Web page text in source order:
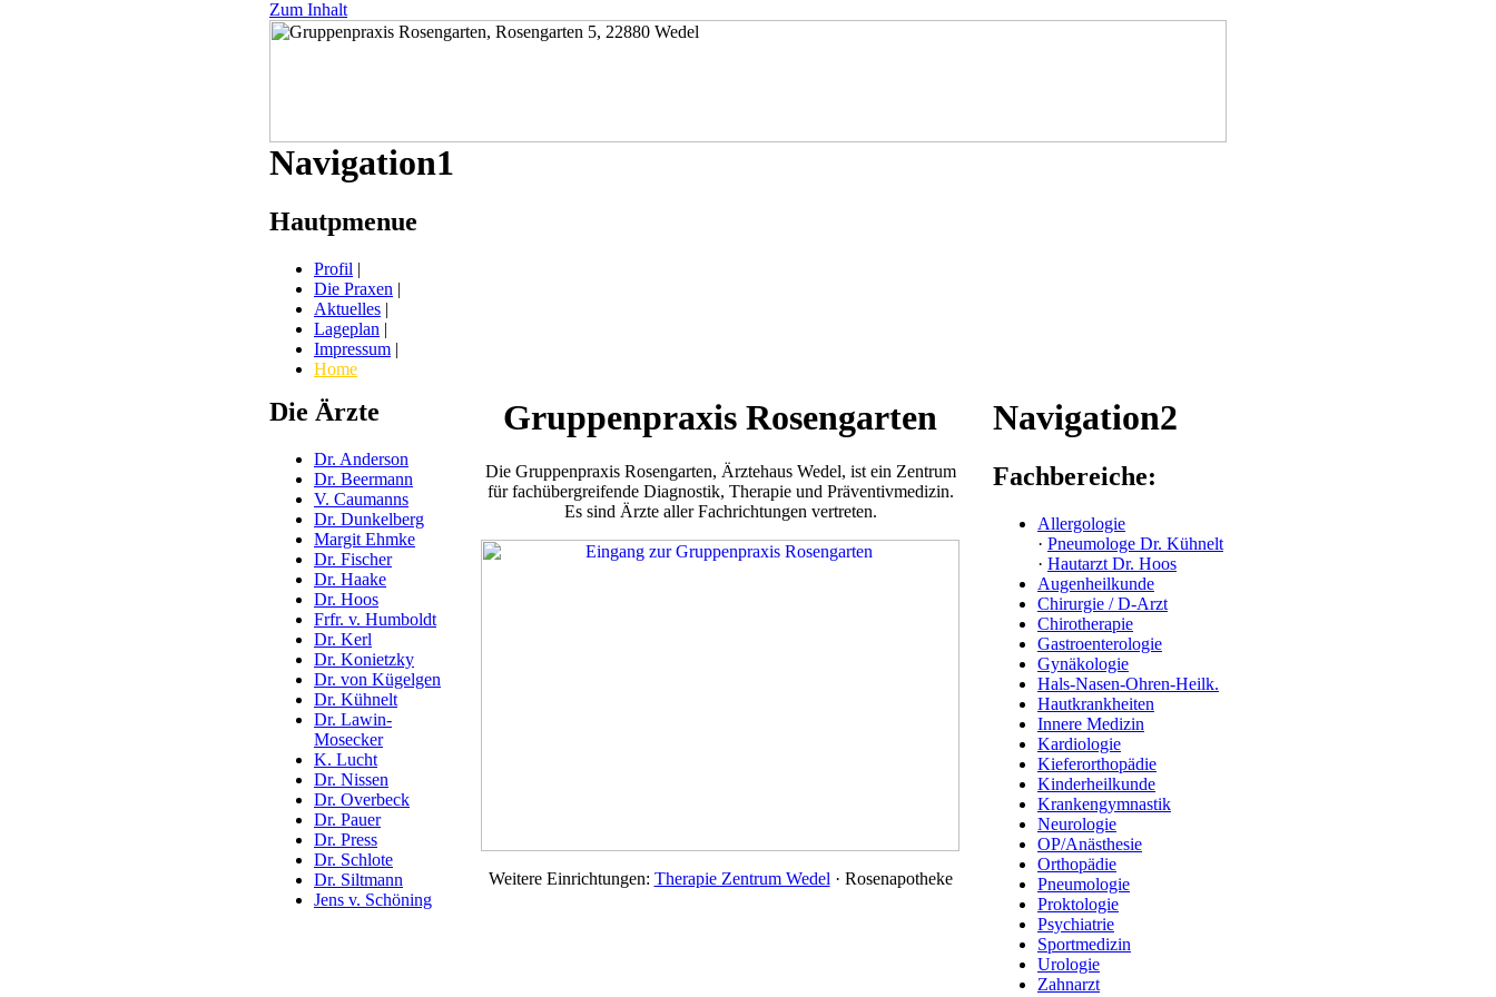
Zum Inhalt
Navigation1
Hautpmenue
Profil |
Die Praxen |
Aktuelles |
Lageplan |
Impressum |
Home
Die Ärzte
Dr. Anderson
Dr. Beermann
V. Caumanns
Dr. Dunkelberg
Margit Ehmke
Dr. Fischer
Dr. Haake
Dr. Hoos
Frfr. v. Humboldt
Dr. Kerl
Dr. Konietzky
Dr. von Kügelgen
Dr. Kühnelt
Dr. Lawin-
Mosecker
K. Lucht
Dr. Nissen
Dr. Overbeck
Dr. Pauer
Dr. Press
Dr. Schlote
Dr. Siltmann
Jens v. Schöning
Gruppenpraxis Rosengarten
Die Gruppenpraxis Rosengarten, Ärztehaus Wedel, ist ein Zentrum
für fachübergreifende Diagnostik, Therapie und Präventivmedizin.
Es sind Ärzte aller Fachrichtungen vertreten.
Weitere Einrichtungen: Therapie Zentrum Wedel· Rosenapotheke
Navigation2
Fachbereiche:
Allergologie
· Pneumologe Dr. Kühnelt
· Hautarzt Dr. Hoos
Augenheilkunde
Chirurgie / D-Arzt
Chirotherapie
Gastroenterologie
Gynäkologie
Hals-Nasen-Ohren-Heilk.
Hautkrankheiten
Innere Medizin
Kardiologie
Kieferorthopädie
Kinderheilkunde
Krankengymnastik
Neurologie
OP/Anästhesie
Orthopädie
Pneumologie
Proktologie
Psychiatrie
Sportmedizin
Urologie
Zahnarzt